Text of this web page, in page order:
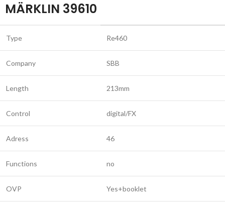
MÄRKLIN 39610
Type Re460
Company SBB
Length 213mm
Control digital/FX
Adress 46
Functions no
OVP Yes+booklet